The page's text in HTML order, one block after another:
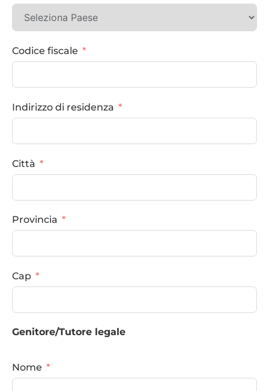
Codice fiscale
Indirizzo di residenza
Città
Provincia
Cap
Genitore/Tutore legale
Nome